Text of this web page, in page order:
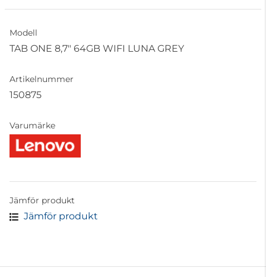
Modell
TAB ONE 8,7" 64GB WIFI LUNA GREY
Artikelnummer
150875
Varumärke
Jämför produkt
Jämför produkt